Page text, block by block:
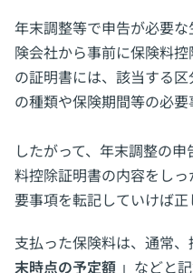
年末調整等で申告が必要
険会社から事前に保険料
の証明書には、該当する
の種類や保険期間等の必要
したがって、年末調整の
料控除証明書の内容をし
要事項を転記していけば正
支払った保険料は、通常、
末時点の予定額 」などと